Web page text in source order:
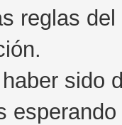
reglas
sido